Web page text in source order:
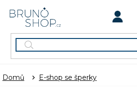
Domů E-shop se šperky